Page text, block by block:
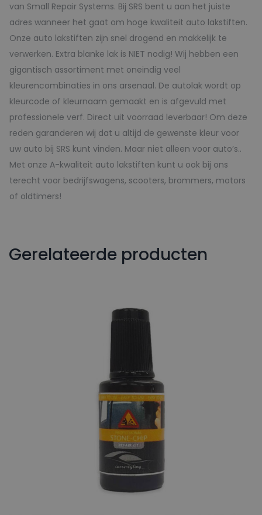
van Small Repair Systems. Bij SRS bent u aan het juiste
adres wanneer het gaat om hoge kwaliteit auto lakstiften.
Onze auto lakstiften zijn snel drogend en makkelijk te
verwerken. Extra blanke lak is NIET nodig! Wij hebben een
gigantisch assortiment met oneindig veel
kleurencombinaties in ons arsenaal. De autolak wordt op
kleurcode of kleurnaam gemaakt en is afgevuld met
professionele verf. Direct uit voorraad leverbaar! Om deze
reden garanderen wij dat u altijd de gewenste kleur voor
uw auto bij SRS kunt vinden. Maar niet alleen voor auto’s..
Met onze A-kwaliteit auto lakstiften kunt u ook bij ons
terecht voor bedrijfswagens, scooters, brommers, motors
of oldtimers!
Gerelateerde producten